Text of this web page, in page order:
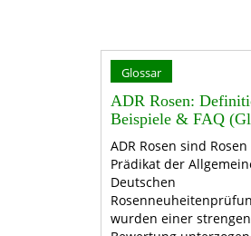
Glossar
ADR Rosen:
Beispiele & FAQ
ADR Rosen sind
Prädikat der
Deutschen
wurden einer strengen